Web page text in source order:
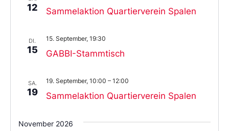
12 Sammelaktion Quartierverein Spalen
DI.
15 GABBI-Stammtisch
15. September, 19:30
SA.
19 Sammelaktion Quartierverein Spalen
19. September, 10:00 – 12:00
November 2026